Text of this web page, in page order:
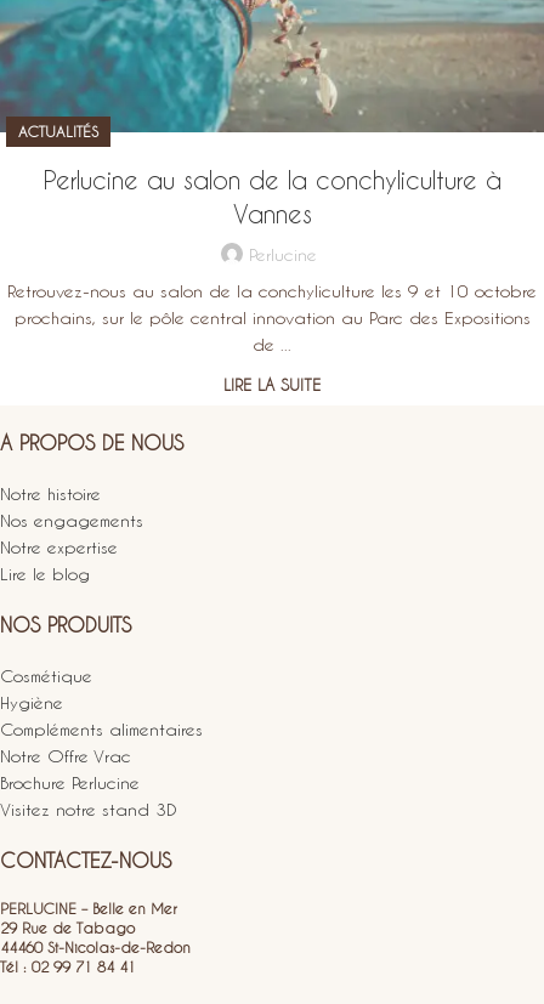
ACTUALITÉS
Perlucine au salon de la conchyliculture à
Vannes
Perlucine
Retrouvez-nous au salon de la conchyliculture les 9 et 10 octobre
prochains, sur le pôle central innovation au Parc des Expositions
de ...
LIRE LA SUITE
A PROPOS DE NOUS
Notre histoire
Nos engagements
Notre expertise
Lire le blog
NOS PRODUITS
Cosmétique
Hygiène
Compléments alimentaires
Notre Offre Vrac
Brochure Perlucine
Visitez notre stand 3D
CONTACTEZ-NOUS
PERLUCINE – Belle en Mer
29 Rue de Tabago
44460 St-Nicolas-de-Redon
Tél : 02 99 71 84 41